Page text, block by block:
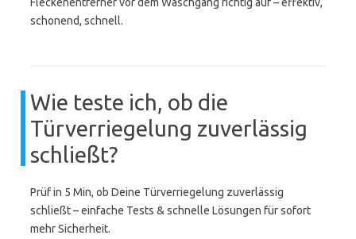
schonend, schnell.
Wie teste ich, ob die
Türverriegelung zuverlässig
schließt?
Prüf in 5 Min, ob Deine Türverriegelung zuverlässig
schließt – einfache Tests & schnelle Lösungen für sofort
mehr Sicherheit.